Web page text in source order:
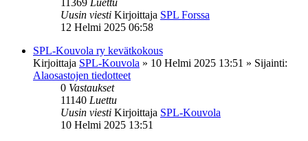
Uusin viesti Kirjoittaja SPL Forssa
12 Helmi 2025 06:58
SPL-Kouvola ry kevätkokous
Kirjoittaja SPL-Kouvola » 10 Helmi 2025 13:51 » Sijainti:
Alaosastojen tiedotteet
0 Vastaukset
11140 Luettu
Uusin viesti Kirjoittaja SPL-Kouvola
10 Helmi 2025 13:51